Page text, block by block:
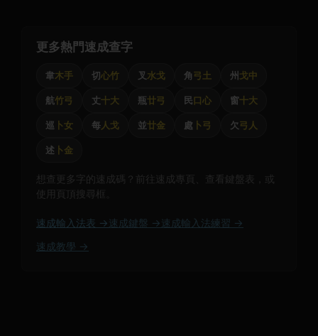
更多熱門速成查字
韋木手 切心竹 叉 水戈 角弓土 州 戈中
航竹弓 丈十大 瓶廿弓 民口心 窗十大
巡 卜女 每人戈 並廿金 處 卜弓 欠弓人
述 卜金
想查更多字的速成碼？前往速成專頁、查看鍵盤表，或
使用頁頂搜尋框。
速成輸入法表 → 速成鍵盤 → 速成輸入法練習 →
速成教學 →